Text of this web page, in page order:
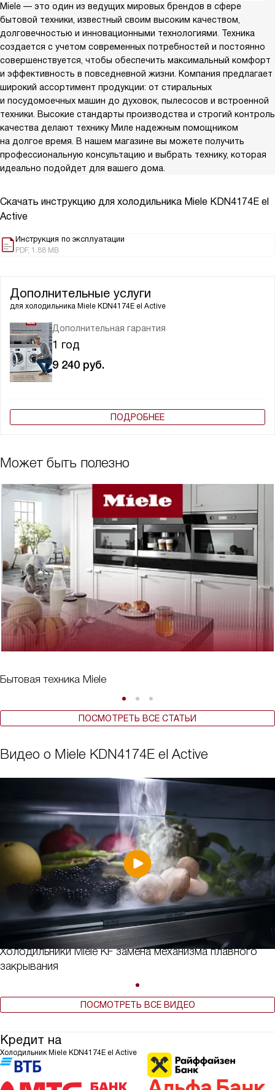
Miele — это один из ведущих мировых брендов в сфере
бытовой техники, известный своим высоким качеством,
долговечностью и инновационными технологиями. Техника
создается с учетом современных потребностей и постоянно
совершенствуется, чтобы обеспечить максимальный комфорт
и эффективность в повседневной жизни. Компания предлагает
широкий ассортимент продукции: от стиральных
и посудомоечных машин до духовок, пылесосов и встроенной
техники. Высокие стандарты производства и строгий контроль
качества делают технику Миле надежным помощником
на долгое время. В нашем магазине вы можете получить
профессиональную консультацию и выбрать технику, которая
идеально подойдет для вашего дома.
Скачать инструкцию для холодильника Miele KDN4174E el
Active
Инструкция по эксплуатации
PDF, 1.88 MB
Дополнительные услуги
для холодильника Miele KDN4174E el Active
Дополнительная гарантия
1 год
9 240 руб.
ПОДРОБНЕЕ
Может быть полезно
Бытовая техника Miele
ПОСМОТРЕТЬ ВСЕ СТАТЬИ
Видео о Miele KDN4174E el Active
Холодильники Miele KF замена механизма плавного
закрывания
ПОСМОТРЕТЬ ВСЕ ВИДЕО
Кредит на
Холодильник Miele KDN4174E el Active